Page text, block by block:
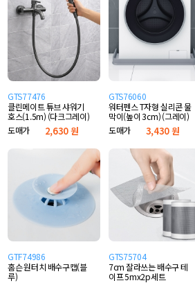
GTS77476
클린메이트 튜브 샤워기
호스(1.5m) (다크그레이)
도매가
2,630 원
GTS76060
워터펜스 T자형 실리콘 물
막이(높이 3cm) (그레이)
도매가
3,430 원
GTF74986
홈슨 원터치 배수구캡(블
루)
GTS75704
7cm 잘라쓰는 배수구 테
이프 5mx2p세트